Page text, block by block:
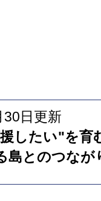
30日更新
したい"を
島とのつなが